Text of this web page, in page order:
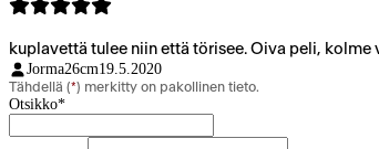
kuplavettä tulee niin että törisee. Oiva peli,
Jorma26cm19.5.2020
Tähdellä (*) merkitty on pakollinen tieto.
Otsikko*